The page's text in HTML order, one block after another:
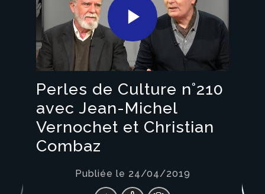
Play
Video
Perles de Culture n°210
avec Jean-Michel
Vernochet et Christian
Combaz
Publiée le 24/04/2019